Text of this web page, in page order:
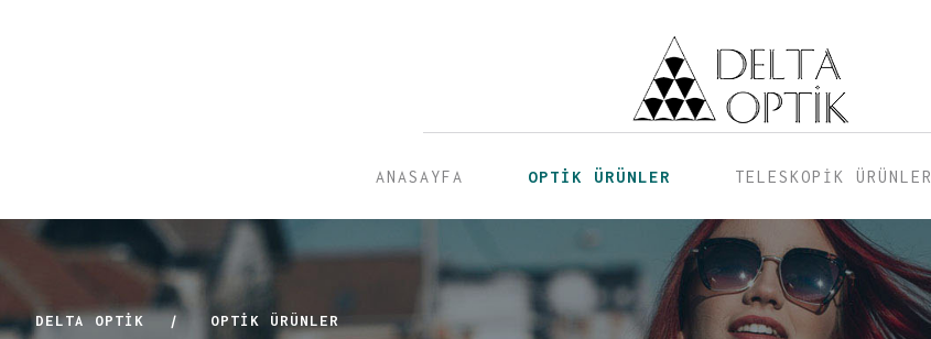
ANASAYFA OPTİK ÜRÜNLER TELESKOPİK ÜRÜNLER
DELTA OPTİK | OPTIK ÜRÜNLER